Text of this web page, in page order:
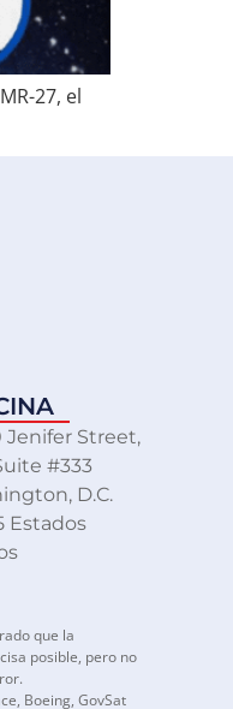
27, el
Street,
#333
D.C.
Estados
que la
posible, pero no
Boeing, GovSat